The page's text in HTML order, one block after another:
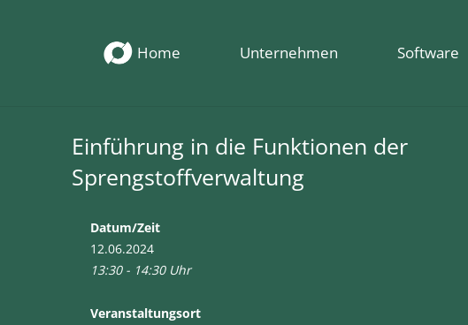
Home Unternehmen Software
Einführung in die Funktionen der
Sprengstoffverwaltung
Datum/Zeit
12.06.2024
13:30 - 14:30 Uhr
Veranstaltungsort